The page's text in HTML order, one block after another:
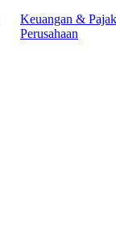
Keuangan & Pajak
Perusahaan